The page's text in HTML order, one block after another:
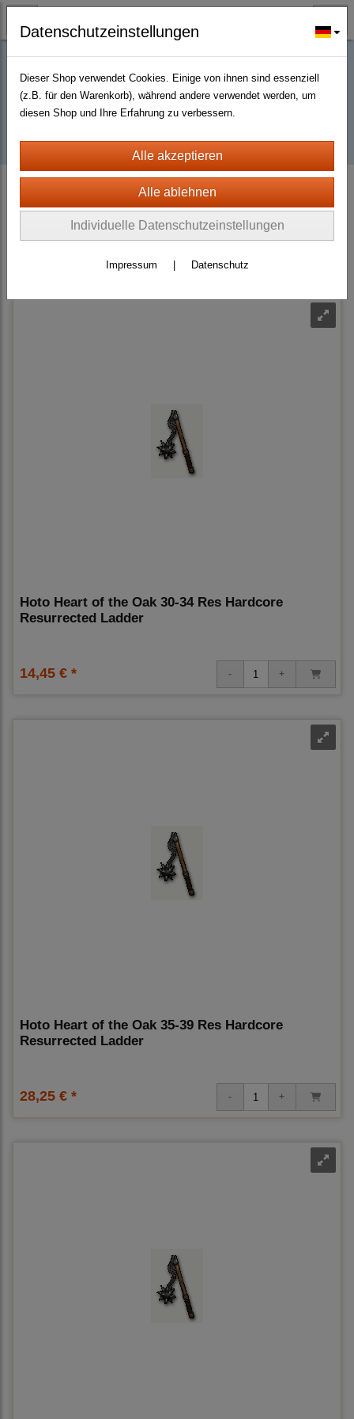
Buy D2R items | Diablo 2 Resurrected |
D2km
D2 Resurrected + ROTW Hardcore Ladder Season 14 (PC - PS4/5)
Sortierung wählen
Hoto Heart of the Oak 30-34 Res Hardcore
Resurrected Ladder
14,45 € *
Hoto Heart of the Oak 35-39 Res Hardcore
Resurrected Ladder
28,25 € *
Datenschutzeinstellungen
Dieser Shop verwendet Cookies. Einige von ihnen sind essenziell
(z.B. für den Warenkorb), während andere verwendet werden, um
diesen Shop und Ihre Erfahrung zu verbessern.
Individuelle Datenschutzeinstellungen
Impressum Datenschutz